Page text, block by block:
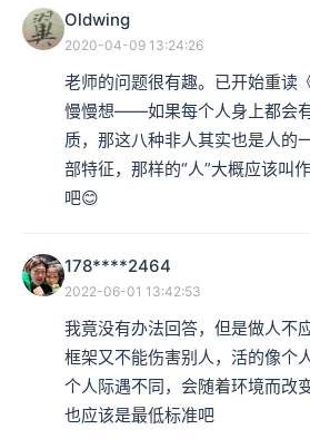
各式各样的方法帮我们刻画、描述
者是在人的世界里存在着非人的其
很容易，武侠小说写的各个的角色
系，这不都是非人的世界吗？
本集编辑：dy、天真
Oldwing
2020-04-09 13:24:26
老师的问题很有趣。已开始重读
慢慢想――如果每个人身上都会
质，那这八种非人其实也是人的
部特征，那样的“人”大概应该叫
吧😊
178****2464
2022-06-01 13:42:53
我竟没有办法回答，但是做人不
框架又不能伤害别人，活的像个
个人际遇不同，会随着环境而改
也应该是最低标准吧